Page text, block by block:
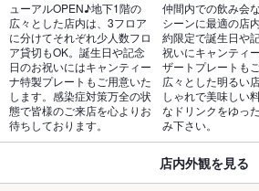
ューアルOPEN♪地下1階の
広々とした店内は、3フロア
に分けてそれぞれ少人数フロ
ア貸切もOK。誕生日や記念
日のお祝いにはキャンティー
ナ特製プレートもご用意いた
します。感染症対策万全の状
態で皆様のご来店を心よりお
待ちしております。
仲間内での飲み会
シーンに最適の店
約限定で誕生日や
祝いにキャンティ
ザートプレートも
広々とした明るい
しゃれで美味しい
なドリンクをゆっ
み下さい。
店内外観を見る